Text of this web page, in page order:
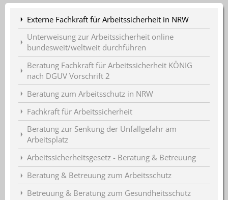
Externe Fachkraft für Arbeitssicherheit in NRW
Unterweisung zur Arbeitssicherheit online
bundesweit/weltweit durchführen
Beratung Fachkraft für Arbeitssicherheit KÖNIG
nach DGUV Vorschrift 2
Beratung zum Arbeitsschutz in NRW
Fachkraft für Arbeitssicherheit
Beratung zur Senkung der Unfallgefahr am
Arbeitsplatz
Arbeitssicherheitsgesetz - Beratung & Betreuung
Beratung & Betreuung zum Arbeitsschutz
Betreuung & Beratung zum Gesundheitsschutz